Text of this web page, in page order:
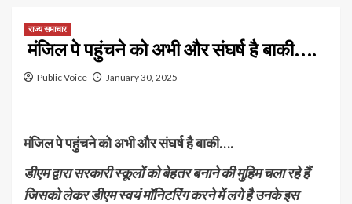
राज्य समाचार
मंजिल पे पहुंचने को अभी और संघर्ष है बाकी….
Public Voice January 30, 2025
मंजिल पे पहुंचने को अभी और संघर्ष है बाकी….
डीएम द्वारा सरकारी स्कूलों को बेहतर बनाने की मुहिम चला रहे हैं
जिसको लेकर डीएम स्वयं मॉनिटरिंग करने में लगे है उनके इस